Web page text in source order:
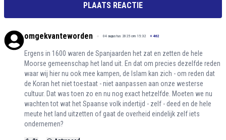
PLAATS REACTIE
omgekvanteworden 04 augustus 2025 om 15:32 + 462
Ergens in 1600 waren de Spanjaarden het zat en zetten de hele
Moorse gemeenschap het land uit. En dat om precies dezelfde reden
waar wij hier nu ook mee kampen, de Islam kan zich - om reden dat
de Koran het niet toestaat - niet aanpassen aan onze westerse
cultuur. Dat was toen zo en nu nog exact hetzelfde. Moeten we nu
wachten tot wat het Spaanse volk indertijd - zelf - deed en de hele
meute het land uitzetten of gaat de overheid eindelijk zelf iets
ondernemen?